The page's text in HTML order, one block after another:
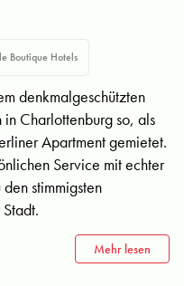
Boutique Hotels
denkmalgeschützten
Charlottenburg so, als
Apartment gemietet.
Service mit echter
stimmigsten
Mehr lesen